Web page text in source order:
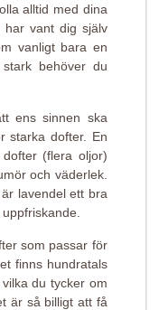
alltid med dina
har vant dig själv
vanligt bara en
behöver du
ens sinnen ska
starka dofter. En
(flera oljor)
och väderlek.
lavendel ett bra
som passar för
finns hundratals
du tycker om
är så billigt att få